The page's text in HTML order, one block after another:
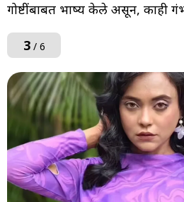
गोष्टींबाबत भाष्य केले असून, काही
3/ 6